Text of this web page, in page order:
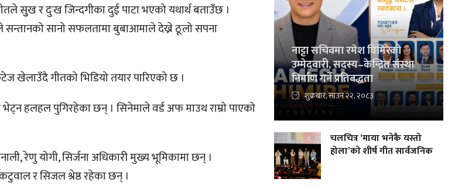
सुुख र दुःख जिन्दगीका दुई पाटा भएको यथार्थ बताउँछ ।
सन्तानको सानो सफलतामा बुबाआमाले देख्ने ठूलो सपना
खेलाउँदै गीतको भिडियो तयार पारिएको छ ।
भेट्न हलहल पुगिरहेका छन् । सिनेमाले वर्ड अफ माउथ राम्रो पाएको
रेणु योगी, सिर्जना अधिकारी मुख्य भूमिकामा छन् ।
र सिजल श्रेष्ठ रहेका छन् ।
नाट्टा सचिवमा रमेश घिमिरेको
उम्मेदवारी, सदस्य–केन्द्रित संस्था
निर्माण गर्ने प्रतिबद्धता
शुक्रबार, साउन २२, २०८३
चलचित्र ‘माया भनेकै यस्तो
होला’को शीर्ष गीत सार्वजनिक